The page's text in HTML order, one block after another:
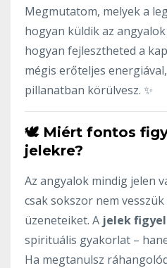
Megmutatom, melyek a
hogyan küldik az
hogyan fejlesztheted a
mégis erőteljes
pillanatban körülvesz. ✨
🕊️ Miért fontos
jelekre?
Az angyalok mindig jelen
csak sokszor nem
üzeneteiket. A jelek
spirituális gyakorlat –
Ha megtanulsz